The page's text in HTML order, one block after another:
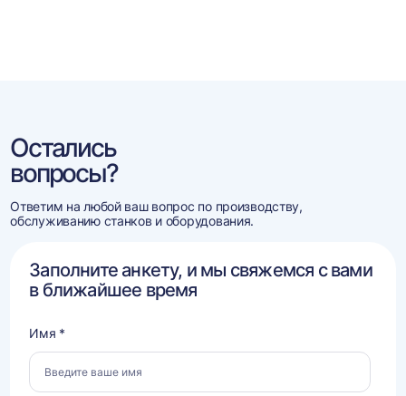
Остались
вопросы?
Ответим на любой ваш вопрос по производству,
обслуживанию станков и оборудования.
Заполните анкету, и мы свяжемся с вами
в ближайшее время
Имя *